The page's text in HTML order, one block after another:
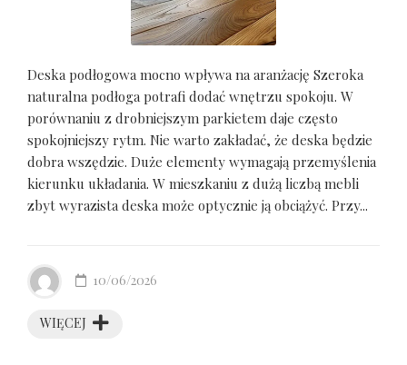
Deska podłogowa mocno wpływa na aranżację Szeroka
naturalna podłoga potrafi dodać wnętrzu spokoju. W
porównaniu z drobniejszym parkietem daje często
spokojniejszy rytm. Nie warto zakładać, że deska będzie
dobra wszędzie. Duże elementy wymagają przemyślenia
kierunku układania. W mieszkaniu z dużą liczbą mebli
zbyt wyrazista deska może optycznie ją obciążyć. Przy...
WIĘCEJ
10/06/2026